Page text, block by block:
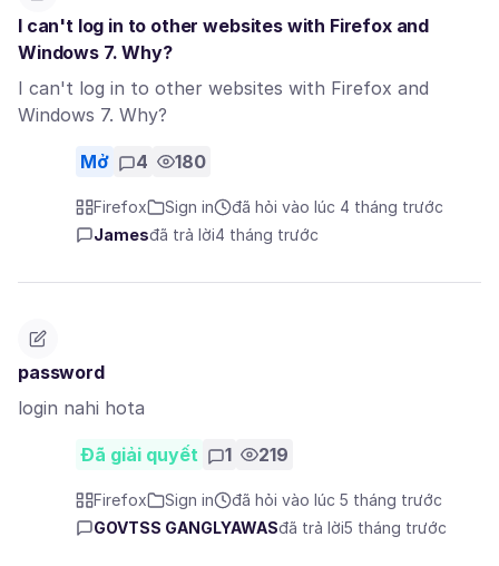
I can't log in to other websites with Firefox and
Windows 7. Why?
I can't log in to other websites with Firefox and
Windows 7. Why?
Mở 4 180
Firefox Sign in
đã hỏi vào lúc 4 tháng trước
Jamesđã trả lời4 tháng trước
password
login nahi hota
Đã giải quyết 1 219
Firefox Sign in
đã hỏi vào lúc 5 tháng trước
GOVTSS GANGLYAWASđã trả lời5 tháng trước